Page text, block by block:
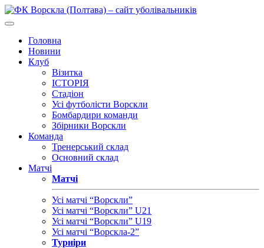
Головна
Новини
Клуб
Візитка
ІСТОРІЯ
Стадіон
Усі футболісти Ворскли
Бомбардири команди
Збірники Ворскли
Команда
Тренерський склад
Основний склад
Матчі
Матчі
Усі матчі “Ворскли”
Усі матчі “Ворскли” U21
Усі матчі “Ворскли” U19
Усі матчі “Ворскла-2”
Турніри